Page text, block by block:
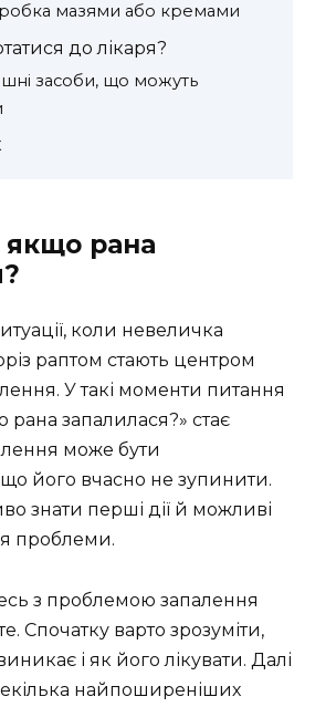
мазями або кремами
до лікаря?
засоби, що можуть
рана
коли невеличка
раптом стають центром
У такі моменти питання
запалилася?» стає
може бути
його вчасно не зупинити.
знати перші дії й можливі
проблеми.
з проблемою запалення
Спочатку варто зрозуміти,
і як його лікувати. Далі
найпоширеніших